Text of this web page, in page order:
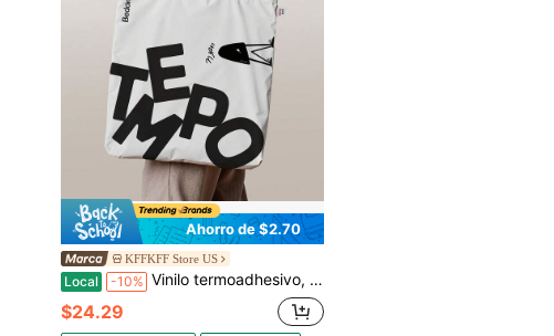
Ahorro de $2.70
KFFKFF Store US
Local -10% Vinilo termoadhesivo, 30,5 cm x 15,2 m, blanco brillante, rollo de vinilo termoadhesivo, fácil de cortar y pelar, fuerte adherencia, compatible con máquinas de corte, para diversos materiales: camisetas, almohadas, gorras.
$24.29